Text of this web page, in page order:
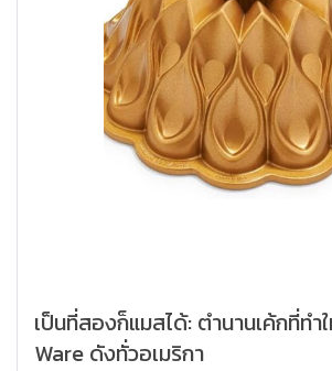
เป็นที่สองก็แมสได้: ตำนานเค้กที่ท
Ware ดังทั่วอเมริกา